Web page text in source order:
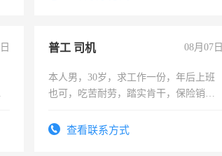
普工 司机 08月07日
本人男，30岁，求工作一份，年后上班
也可，吃苦耐劳，踏实肯干，保险销售
查看联系方式